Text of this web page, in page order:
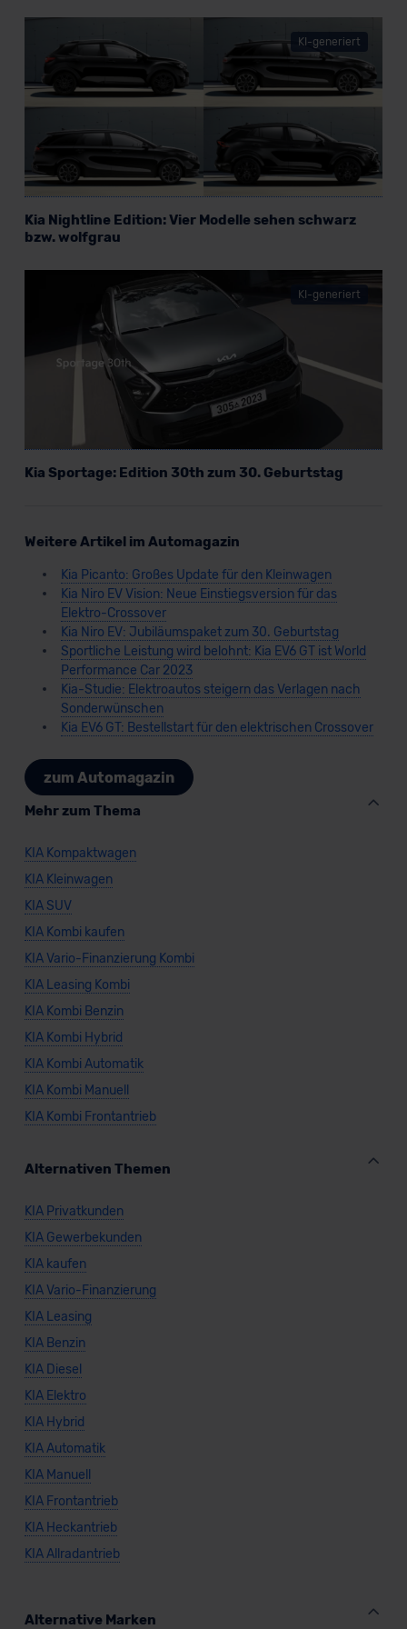
Datenschutzerklärung |Impressum
KI-generiert
Kia Nightline Edition: Vier Modelle sehen schwarz
bzw. wolfgrau
KI-generiert
Kia Sportage: Edition 30th zum 30. Geburtstag
Weitere Artikel im Automagazin
Kia Picanto: Großes Update für den Kleinwagen
Kia Niro EV Vision: Neue Einstiegsversion für das
Elektro-Crossover
Kia Niro EV: Jubiläumspaket zum 30. Geburtstag
Sportliche Leistung wird belohnt: Kia EV6 GT ist World
Performance Car 2023
Kia-Studie: Elektroautos steigern das Verlagen nach
Sonderwünschen
Kia EV6 GT: Bestellstart für den elektrischen Crossover
zum Automagazin
Mehr zum Thema
KIA Kompaktwagen
KIA Kleinwagen
KIA SUV
KIA Kombi kaufen
KIA Vario-Finanzierung Kombi
KIA Leasing Kombi
KIA Kombi Benzin
KIA Kombi Hybrid
KIA Kombi Automatik
KIA Kombi Manuell
KIA Kombi Frontantrieb
Alternativen Themen
KIA Privatkunden
KIA Gewerbekunden
KIA kaufen
KIA Vario-Finanzierung
KIA Leasing
KIA Benzin
KIA Diesel
KIA Elektro
KIA Hybrid
KIA Automatik
KIA Manuell
KIA Frontantrieb
KIA Heckantrieb
KIA Allradantrieb
Alternative Marken